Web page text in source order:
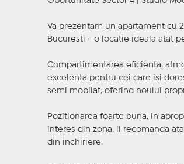
Va prezentam un apartament cu
Bucuresti - o locatie ideala atat
Compartimentarea eficienta,
excelenta pentru cei care isi
semi mobilat, oferind noului
Pozitionarea foarte buna, in
interes din zona, il recomanda
din inchiriere.